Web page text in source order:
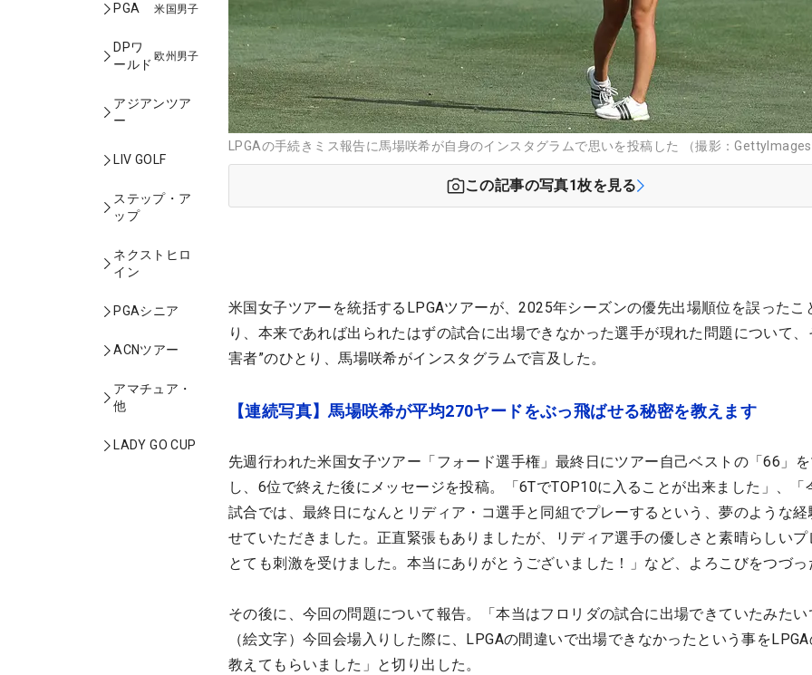
PGA 米国男子
DPワ
ールド
欧州男子
アジアンツア
ー
LIV GOLF
ステップ・ア
ップ
ネクストヒロ
イン
PGAシニア
ACNツアー
アマチュア・
他
LADY GO CUP
LPGAの手続きミス報告に馬場咲希が自身のインスタグラムで思いを投稿した （撮影：
この記事の写真1枚を見る
米国女子ツアーを統括するLPGAツアーが、2025年シーズンの優先出場順位を誤ったこ
り、本来であれば出られたはずの試合に出場できなかった選手が現れた問題について、
害者”のひとり、馬場咲希がインスタグラムで言及した。
【連続写真】馬場咲希が平均270ヤードをぶっ飛ばせる秘密を教えます
先週行われた米国女子ツアー「フォード選手権」最終日にツアー自己ベストの「66」
し、6位で終えた後にメッセージを投稿。「6TでTOP10に入ることが出来ました」、「
試合では、最終日になんとリディア・コ選手と同組でプレーするという、夢のような経
せていただきました。正直緊張もありましたが、リディア選手の優しさと素晴らしいプ
とても刺激を受けました。本当にありがとうございました！」など、よろこびをつづっ
その後に、今回の問題について報告。「本当はフロリダの試合に出場できていたみたい
（絵文字）今回会場入りした際に、LPGAの間違いで出場できなかったという事を
教えてもらいました」と切り出した。